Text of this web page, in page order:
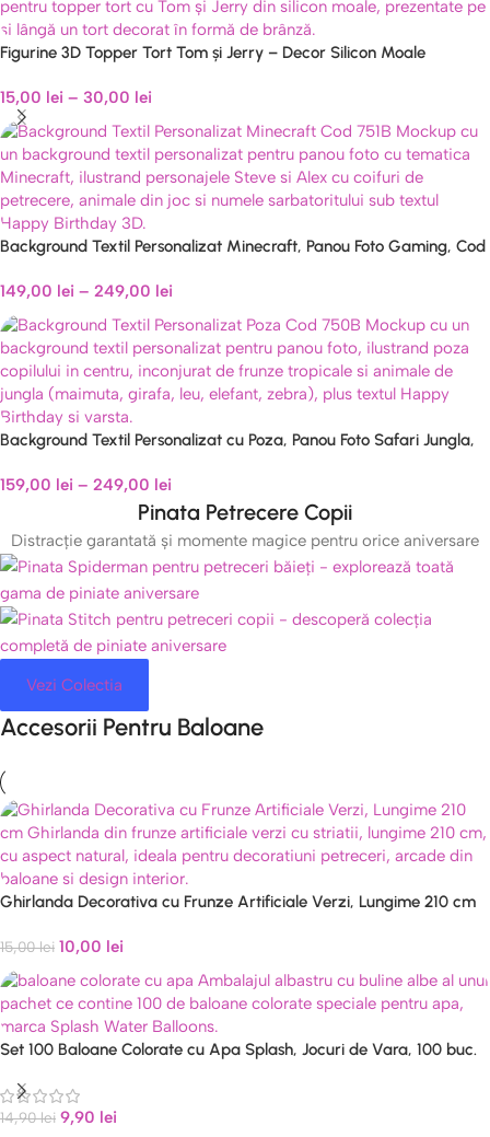
Figurine 3D Topper Tort Tom și Jerry – Decor Silicon Moale
15,00 lei – 30,00 lei
Background Textil Personalizat Minecraft, Panou Foto Gaming, Cod
149,00 lei – 249,00 lei
Background Textil Personalizat cu Poza, Panou Foto Safari Jungla,
159,00 lei – 249,00 lei
Pinata Petrecere Copii
Distracție garantată și momente magice pentru orice aniversare
Vezi Colectia
Accesorii Pentru Baloane
Ghirlanda Decorativa cu Frunze Artificiale Verzi, Lungime 210 cm
15,00lei 10,00 lei
Set 100 Baloane Colorate cu Apa Splash, Jocuri de Vara, 100 buc.
14,90lei 9,90 lei